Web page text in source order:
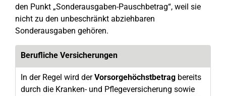
den Punkt „Sonderausgaben-Pauschbetrag“, weil sie
nicht zu den unbeschränkt abziehbaren
Sonderausgaben gehören.
Berufliche Versicherungen
In der Regel wird derVorsorgehöchstbetrag bereits
durch die Kranken- und Pflegeversicherung sowie